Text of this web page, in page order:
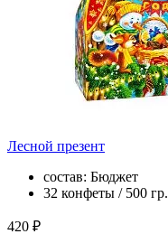
Лесной презент
состав: Бюджет
32 конфеты / 500 гр.
420 ₽